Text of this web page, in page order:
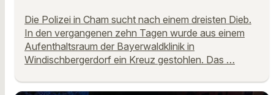
Die Polizei in Cham sucht nach einem dreisten Dieb.
In den vergangenen zehn Tagen wurde aus einem
Aufenthaltsraum der Bayerwaldklinik in
Windischbergerdorf ein Kreuz gestohlen. Das …